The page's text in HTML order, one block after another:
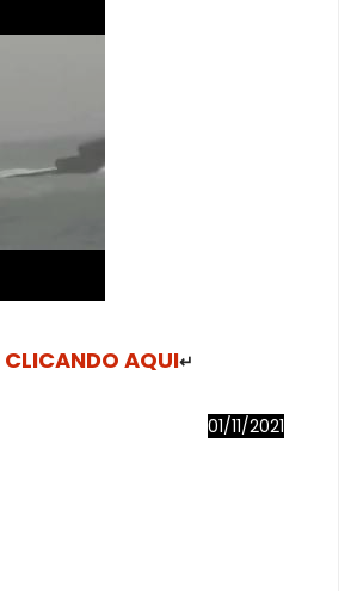
CLICANDO AQUI↵
01/11/2021